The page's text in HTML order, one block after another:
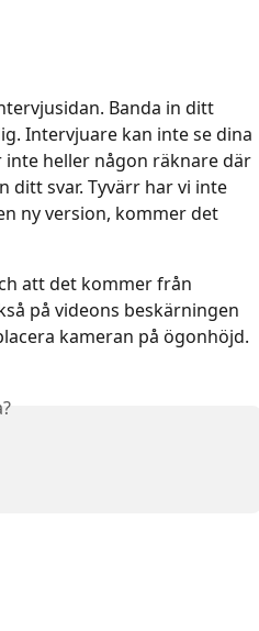
Banda in ditt
Intervjuare kan inte se dina
heller någon räknare där
ditt svar. Tyvärr har vi inte
ny version, kommer det
att det kommer från
på videons beskärningen
kameran på ögonhöjd.